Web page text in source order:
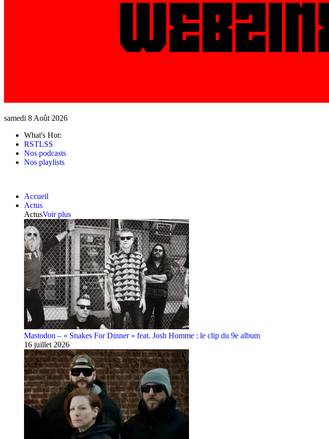
samedi 8 Août 2026
What's Hot:
RSTLSS
Nos podcasts
Nos playlists
Accueil
Actus
ActusVoir plus
Mastodon – « Snakes For Dinner » feat. Josh Homme : le clip du 9e album
16 juillet 2026